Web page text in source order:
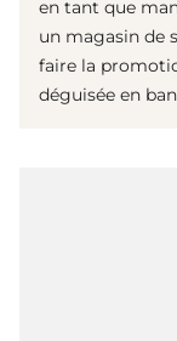
en tant que
un magasin de
faire la
déguisée en